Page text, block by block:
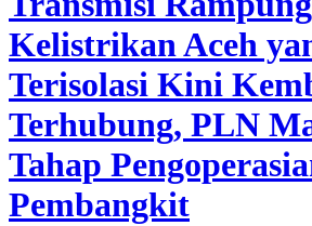
Kelistrikan Aceh
Terisolasi Kini
Terhubung, PLN
Tahap
Pembangkit